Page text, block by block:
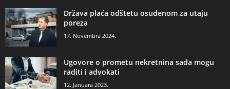
Država plaća odštetu osuđenom za utaju
poreza
17. Novembra 2024.
Ugovore o prometu nekretnina sada mogu
raditi i advokati
12. Januara 2023.